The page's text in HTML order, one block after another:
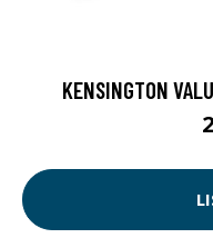
KENSINGTON